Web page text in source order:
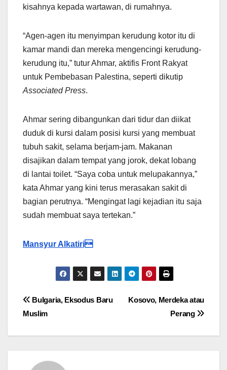
kisahnya kepada wartawan, di rumahnya.
“Agen-agen itu menyimpan kerudung kotor itu di
kamar mandi dan mereka mengencingi kerudung-
kerudung itu,” tutur Ahmar, aktifis Front Rakyat
untuk Pembebasan Palestina, seperti dikutip
Associated Press.
Ahmar sering dibangunkan dari tidur dan diikat
duduk di kursi dalam posisi kursi yang membuat
tubuh sakit, selama berjam-jam. Makanan
disajikan dalam tempat yang jorok, dekat lobang
di lantai toilet. “Saya coba untuk melupakannya,”
kata Ahmar yang kini terus merasakan sakit di
bagian perutnya. “Mengingat lagi kejadian itu saja
sudah membuat saya tertekan.”
Mansyur Alkatiri
Post
Kosovo, Merdeka atau
Perang
Bulgaria, Eksodus Baru
Muslim